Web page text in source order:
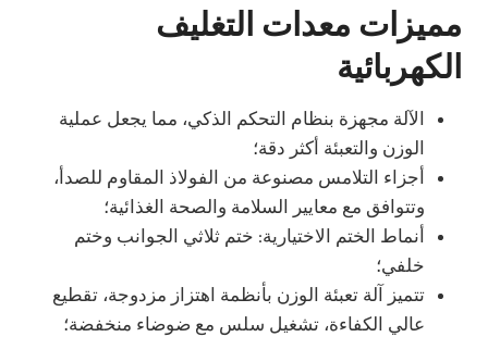
مميزات معدات التغليف
الكهربائية
الآلة مجهزة بنظام التحكم الذكي، مما يجعل عملية
الوزن والتعبئة أكثر دقة؛
أجزاء التلامس مصنوعة من الفولاذ المقاوم للصدأ،
وتتوافق مع معايير السلامة والصحة الغذائية؛
أنماط الختم الاختيارية: ختم ثلاثي الجوانب وختم
خلفي؛
تتميز آلة تعبئة الوزن بأنظمة اهتزاز مزدوجة، تقطيع
عالي الكفاءة، تشغيل سلس مع ضوضاء منخفضة؛